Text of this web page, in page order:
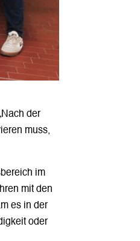
der
muss,
im
mit den
es in der
oder